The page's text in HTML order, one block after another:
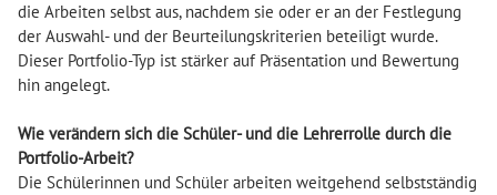
die Arbeiten selbst aus, nachdem sie oder er an der Festlegung
der Auswahl- und der Beurteilungskriterien beteiligt wurde.
Dieser Portfolio-Typ ist stärker auf Präsentation und Bewertung
hin angelegt.
Wie verändern sich die Schüler- und die Lehrerrolle durch die
Portfolio-Arbeit?
Die Schülerinnen und Schüler arbeiten weitgehend selbstständig